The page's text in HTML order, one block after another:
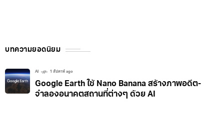
บทความยอดนิยม
AI 1 สัปดาห์ ago
Google Earth ใช้ Nano Banana สร้างภาพอดีต-
จำลองอนาคตสถานที่ต่างๆ ด้วย AI